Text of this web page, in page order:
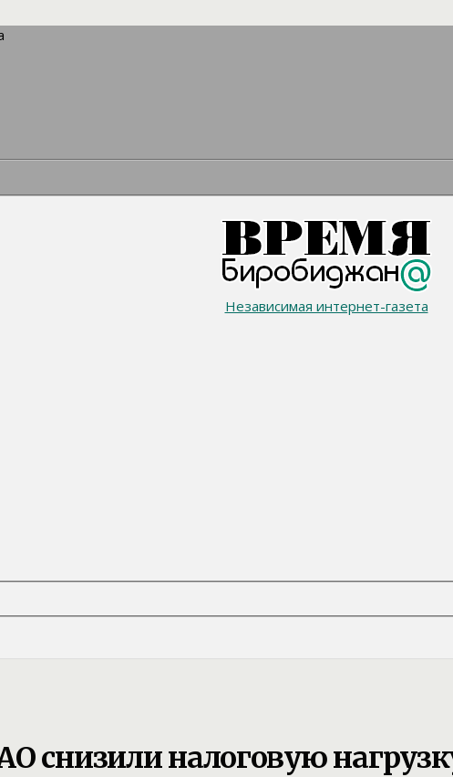
Независимая интернет-газета
снизили налоговую